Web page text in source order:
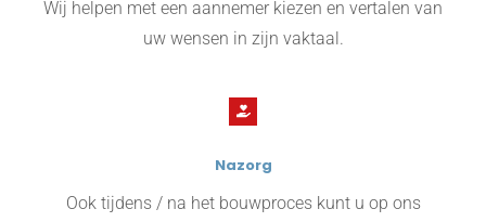
Wij helpen met een aannemer kiezen en vertalen van
uw wensen in zijn vaktaal.
Nazorg
Ook tijdens / na het bouwproces kunt u op ons